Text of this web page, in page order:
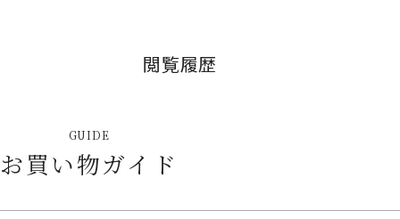
閲覧履歴
GUIDE
お買い物ガイド